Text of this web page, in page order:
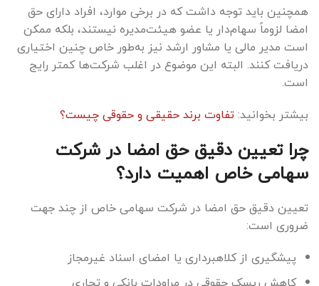
همچنین باید توجه داشت که در برخی موارد، افراد دارای حق
امضا لزوماً سهام‌دار یا عضو هیئت‌مدیره نیستند، بلکه ممکن
است مدیر مالی یا مشاور ارشد نیز به‌طور خاص چنین اختیاری
دریافت کنند. البته این موضوع در اغلب شرکت‌ها کمتر رایج
است.
بیشتر بخوانید:تفاوت برند حقیقی و حقوقی چیست؟
چرا تعیین دقیق حق امضا در شرکت
سهامی خاص اهمیت دارد؟
تعیین دقیق حق امضا در شرکت سهامی خاص از چند جهت
ضروری است:
پیشگیری از کلاهبرداری یا امضای اسناد غیرمجاز